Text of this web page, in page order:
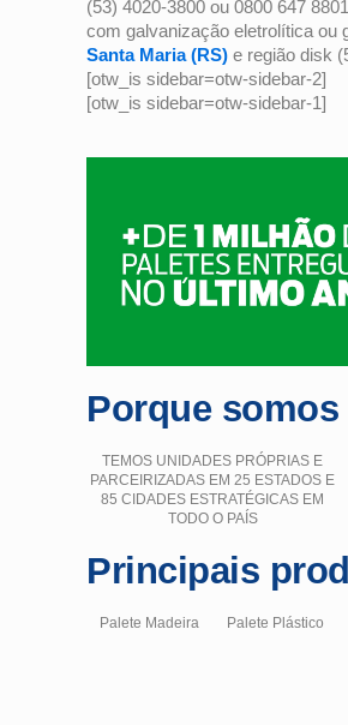
(53) 4020-3800 ou 0800 647
com galvanização eletrolítica ou
Santa Maria (RS) e região disk
[otw_is sidebar=otw-sidebar-2]
[otw_is sidebar=otw-sidebar-1]
Porque
TEMOS UNIDADES PRÓPRIAS E
PARCEIRIZADAS EM 25 ESTADOS E
85 CIDADES ESTRATÉGICAS EM
TODO O PAÍS
Principais
Palete Madeira Palete Plástico